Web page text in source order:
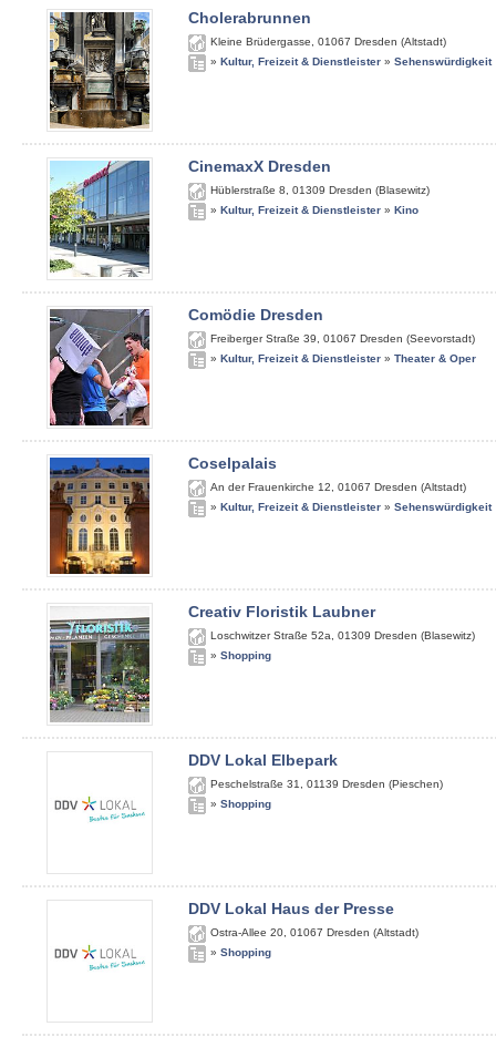
Cholerabrunnen
Kleine Brüdergasse 01067 Dresden (Altstadt)
» Kultur, Freizeit & Dienstleister » Sehenswürdigkeit
CinemaxX Dresden
Hüblerstraße 8 01309 Dresden (Blasewitz)
» Kultur, Freizeit & Dienstleister » Kino
Comödie Dresden
Freiberger Straße 39 01067 Dresden (Seevorstadt)
» Kultur, Freizeit & Dienstleister » Theater & Oper
Coselpalais
An der Frauenkirche 12 01067 Dresden (Altstadt)
» Kultur, Freizeit & Dienstleister » Sehenswürdigkeit
Creativ Floristik Laubner
Loschwitzer Straße 52a 01309 Dresden (Blasewitz)
» Shopping
DDV Lokal Elbepark
Peschelstraße 31 01139 Dresden (Pieschen)
» Shopping
DDV Lokal Haus der Presse
Ostra-Allee 20 01067 Dresden (Altstadt)
» Shopping